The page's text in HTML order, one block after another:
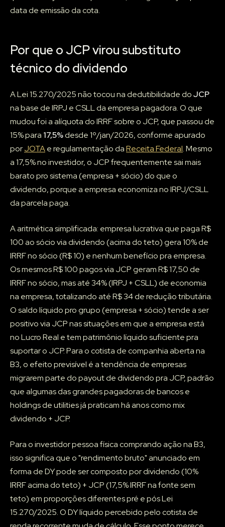
data de emissão da cota.
Por que o JCP virou substituto
técnico do dividendo
A Lei 15.270/2025 não tocou na dedutibilidade doJCP
na base de IRPJ e CSLL da empresa pagadora. O que
mudou foi a alíquota do IRRF sobre o JCP, que passou de
15% para 17,5%desde 1º/jan/2026, conforme apurado
porJOTAe regulamentação daReceita Federal. Mesmo
a 17,5% no investidor, o JCP frequentemente sai mais
barato pro sistema (empresa + sócio) do que o
dividendo, porque a empresa economiza no IRPJ/CSLL
da parcela paga.
A aritmética simplificada: empresa lucrativa que paga R$
100 ao sócio via dividendo (acima do teto) gera 10% de
IRRF no sócio (R$ 10) e nenhum benefício pra empresa.
Os mesmos R$ 100 pagos via JCP geram R$ 17,50 de
IRRF no sócio, mas até 34% (IRPJ + CSLL) de economia
na empresa, totalizando até R$ 34 de redução tributária.
O saldo líquido pro grupo (empresa + sócio) tende a ser
positivo via JCP nas situações em que a empresa está
no Lucro Real e tem patrimônio líquido suficiente pra
suportar o JCP. Para o cotista de companhia aberta na
B3, o efeito previsível é a tendência de empresas
migrarem parte do payout de dividendo pra JCP, padrão
que algumas das grandes pagadoras de bancos e
holdings de utilities já praticam há anos como mix
dividendo + JCP.
Para o investidor pessoa física comprando ação na B3,
isso significa que o "rendimento bruto" anunciado em
forma de DY pode ser composto por dividendo (10%
IRRF acima do teto) + JCP (17,5% IRRF na fonte sem
teto) em proporções diferentes pré e pós Lei
15.270/2025. O DY líquido percebido pelo cotista de